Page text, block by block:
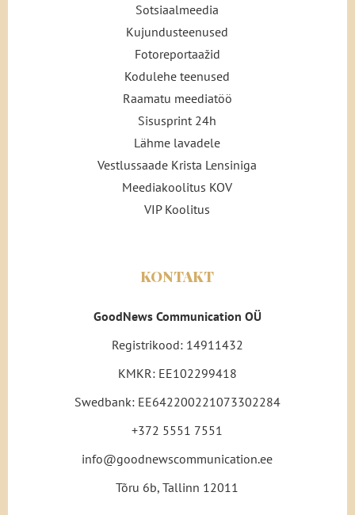
Sotsiaalmeedia
Kujundusteenused
Fotoreportaažid
Kodulehe teenused
Raamatu meediatöö
Sisusprint 24h
Lähme lavadele
Vestlussaade Krista Lensiniga
Meediakoolitus KOV
VIP Koolitus
KONTAKT
GoodNews Communication OÜ
Registrikood: 14911432
KMKR: EE102299418
Swedbank: EE642200221073302284
+372 5551 7551
info@goodnewscommunication.ee
Tõru 6b, Tallinn 12011